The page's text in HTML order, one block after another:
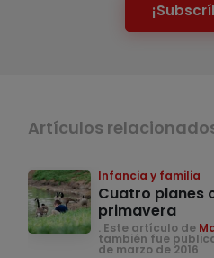
Artículos
Infancia y familia
Cuatro planes
primavera
. Este artículo de
también fue
de marzo de 2016